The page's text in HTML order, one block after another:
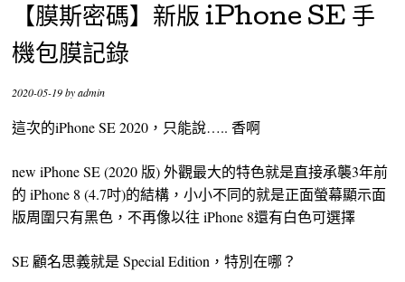
【膜斯密碼】新版 iPhone SE 手
機包膜記錄
2020-05-19byadmin
這次的iPhone SE 2020，只能說….. 香啊
new iPhone SE (2020 版) 外觀最大的特色就是直接承襲3年前
的 iPhone 8 (4.7吋)的結構，小小不同的就是正面螢幕顯示面
版周圍只有黑色，不再像以往 iPhone 8還有白色可選擇
SE 顧名思義就是 Special Edition，特別在哪？